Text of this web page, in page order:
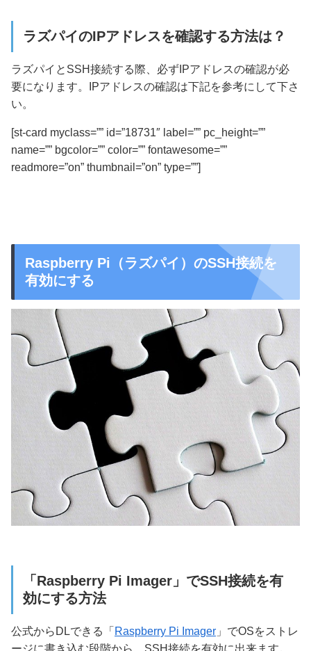
ラズパイのIPアドレスを確認する方法は？
ラズパイとSSH接続する際、必ずIPアドレスの確認が必
要になります。IPアドレスの確認は下記を参考にして下さ
い。
[st-card myclass=”” id=”18731″ label=”” pc_height=””
name=”” bgcolor=”” color=”” fontawesome=””
readmore=”on” thumbnail=”on” type=””]
Raspberry Pi（ラズパイ）のSSH接続を
有効にする
「Raspberry Pi Imager」でSSH接続を有
効にする方法
公式からDLできる「 Raspberry Pi Imager 」でOSをストレ